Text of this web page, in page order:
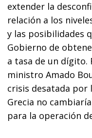
extender la
relación a los
y las posibilidades
Gobierno de
a tasa de un dígito.
ministro Amado
crisis desatada por
Grecia no
para la operación